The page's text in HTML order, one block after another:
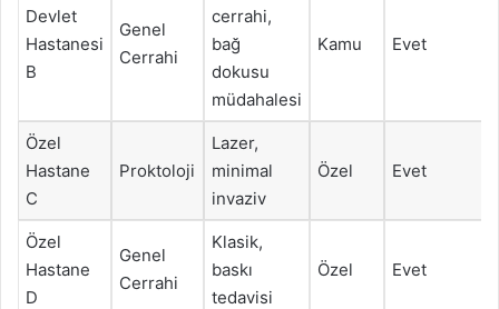
Devlet
Hastanesi
B
Genel
Cerrahi
cerrahi,
bağ
dokusu
müdahalesi
Kamu Evet
Özel
Hastane
C
Proktoloji
Lazer,
minimal
invaziv
Özel Evet
Özel
Hastane
D
Genel
Cerrahi
Klasik,
baskı
tedavisi
Özel Evet